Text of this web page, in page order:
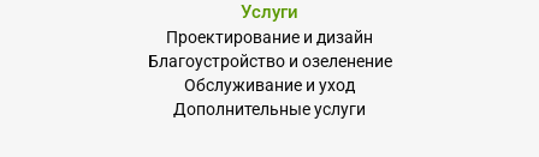
Услуги
Проектирование и дизайн
Благоустройство и озеленение
Обслуживание и уход
Дополнительные услуги